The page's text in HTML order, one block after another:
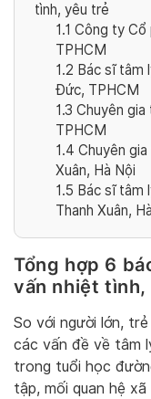
tình, yêu trẻ
1.1 Công ty Cổ
TPHCM
1.2 Bác sĩ tâm
Đức, TPHCM
1.3 Chuyên gia
TPHCM
1.4 Chuyên
Xuân, Hà Nội
1.5 Bác sĩ tâm
Thanh Xuân,
Tổng hợp 6
vấn nhiệt tình,
So với người lớn,
các vấn đề về tâm
trong tuổi học
tập, mối quan hệ